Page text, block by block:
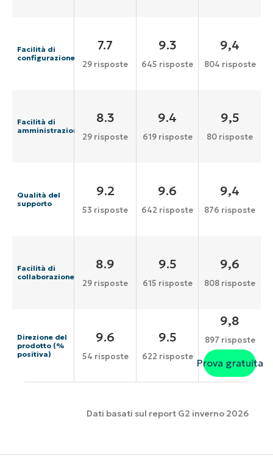
Facilità di
configurazione
7.7
29 risposte
9.3
645 risposte
9,4
804 risposte
Facilità di
amministrazione
8.3
29 risposte
9.4
619 risposte
9,5
80 risposte
Qualità del
supporto
9.2
53 risposte
9.6
642 risposte
9,4
876 risposte
Facilità di
collaborazione
8.9
29 risposte
9.5
615 risposte
9,6
808 risposte
Direzione del
prodotto (%
positiva)
9.6
54 risposte
9.5
622 risposte
9,8
897 risposte
Prova gratuita
Dati basati sul report G2 inverno 2026